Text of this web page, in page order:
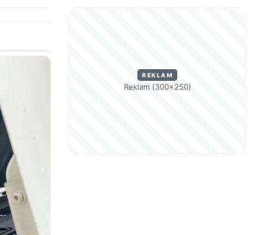
REKLAM
Reklam (300×250)